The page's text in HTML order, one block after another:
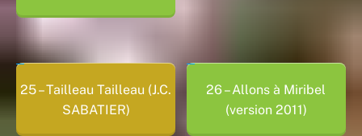
25 – Tailleau Tailleau (J.C.
SABATIER)
26 – Allons à Miribel
(version 2011)